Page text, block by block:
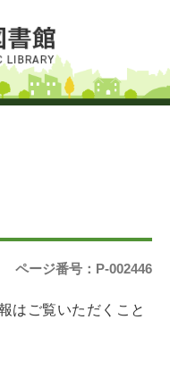
ページ番号：P-002446
はご覧いただくこと